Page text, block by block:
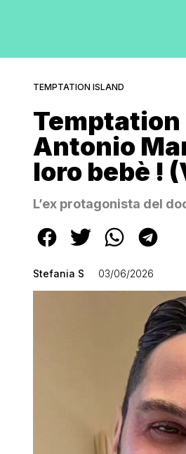
TEMPTATION ISLAND
Temptation
Antonio
loro bebè !
L’ex protagonista del
Stefania S 03/06/2026